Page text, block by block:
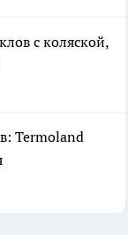
с коляской,
Termoland